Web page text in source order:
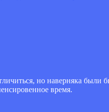
но наверняка были
время.